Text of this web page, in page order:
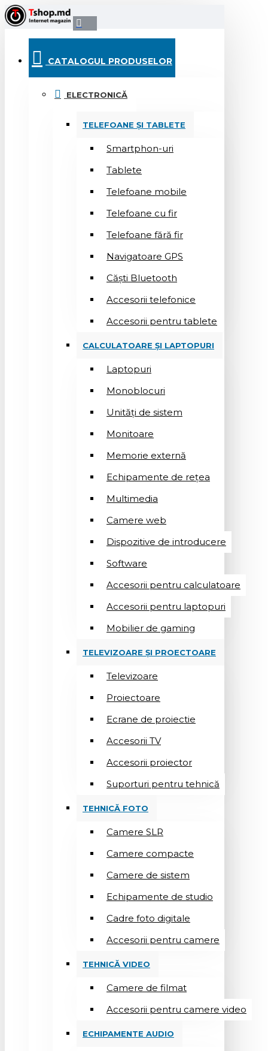
CATALOGUL PRODUSELOR
ELECTRONICĂ
TELEFOANE ȘI TABLETE
Smartphon-uri
Tablete
Telefoane mobile
Telefoane cu fir
Telefoane fără fir
Navigatoare GPS
Căști Bluetooth
Accesorii telefonice
Accesorii pentru tablete
CALCULATOARE ȘI LAPTOPURI
Laptopuri
Monoblocuri
Unități de sistem
Monitoare
Memorie externă
Echipamente de rețea
Multimedia
Camere web
Dispozitive de introducere
Software
Accesorii pentru calculatoare
Accesorii pentru laptopuri
Mobilier de gaming
TELEVIZOARE ȘI PROECTOARE
Televizoare
Proiectoare
Ecrane de proiectie
Accesorii TV
Accesorii proiector
Suporturi pentru tehnică
TEHNICĂ FOTO
Camere SLR
Camere compacte
Camere de sistem
Echipamente de studio
Cadre foto digitale
Accesorii pentru camere
TEHNICĂ VIDEO
Camere de filmat
Accesorii pentru camere video
ECHIPAMENTE AUDIO